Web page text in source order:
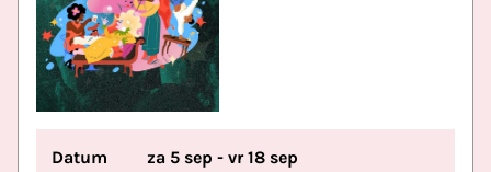
Datum
za 5 sep - vr 18 sep